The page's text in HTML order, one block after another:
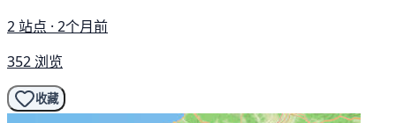
2 站点 · 2个月前
352 浏览
收藏